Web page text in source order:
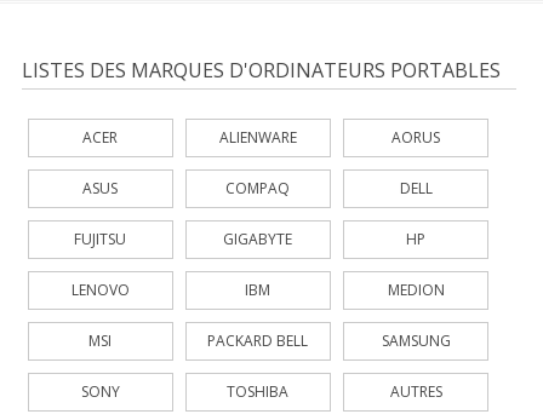
LISTES DES MARQUES D'ORDINATEURS PORTABLES
ACER ALIENWARE AORUS
ASUS COMPAQ DELL
FUJITSU GIGABYTE HP
LENOVO IBM MEDION
MSI PACKARD BELL SAMSUNG
SONY TOSHIBA AUTRES